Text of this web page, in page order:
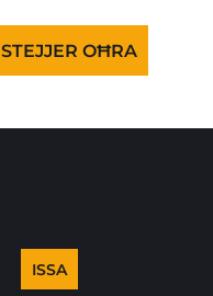
STEJJER OĦRA
ISSA